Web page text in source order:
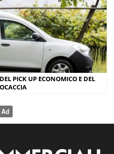
PICK UP ECONOMICO E DEL